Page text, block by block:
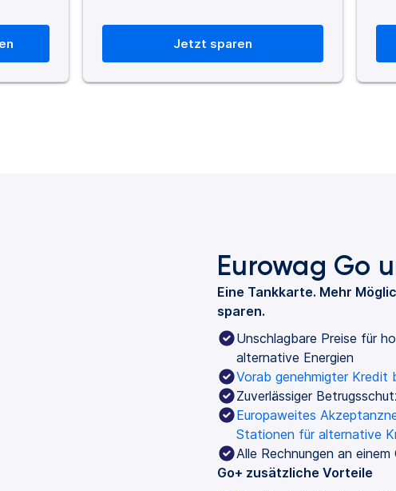
Jetzt sparen
Eurowag Go
Eine Tankkarte. Mehr
sparen.
Unschlagbare Preise für
alternative Energien
Vorab genehmigter Kredit
Zuverlässiger
Europaweites
Stationen für alternative
Alle Rechnungen an einem
Go+ zusätzliche Vorteile